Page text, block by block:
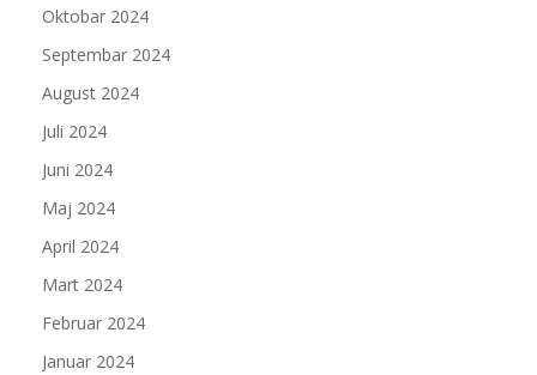
Oktobar 2024
Septembar 2024
August 2024
Juli 2024
Juni 2024
Maj 2024
April 2024
Mart 2024
Februar 2024
Januar 2024